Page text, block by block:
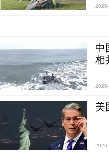
中
相
美